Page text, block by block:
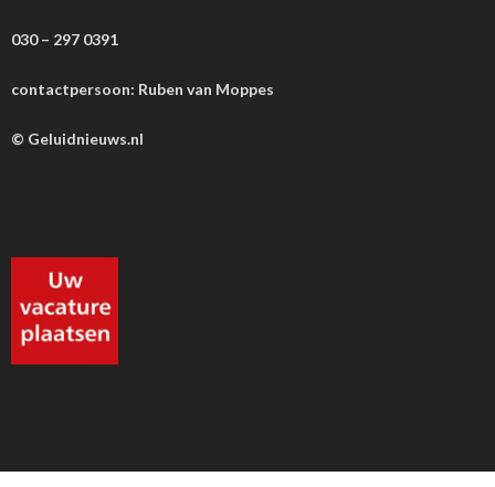
030 – 297 0391
contactpersoon: Ruben van Moppes
© Geluidnieuws.nl